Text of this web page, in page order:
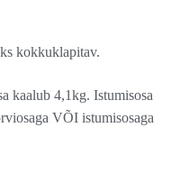
kokkuklapitav.
kaalub 4,1kg. Istumisosa
VÕI istumisosaga